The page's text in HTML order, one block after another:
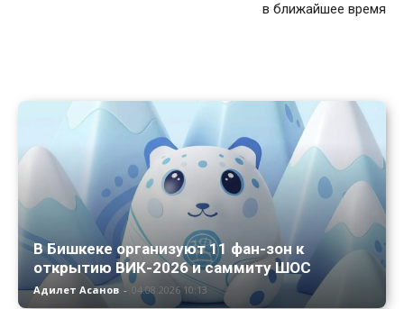
в ближайшее время
В Бишкеке организуют 11 фан-зон к
открытию ВИК-2026 и саммиту ШОС
Адилет Асанов - 04.08.2026 10:13